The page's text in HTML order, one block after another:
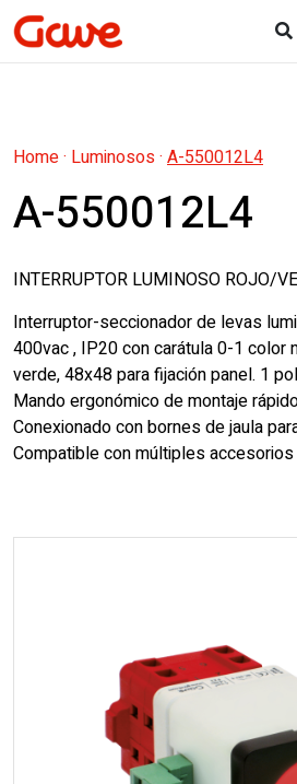
Home· Luminosos· A-550012L4
A-550012L4
INTERRUPTOR LUMINOSO ROJO/
Interruptor-seccionador de levas
400vac , IP20 con carátula 0-1 color
verde, 48x48 para fijación panel. 1
Mando ergonómico de montaje
Conexionado con bornes de jaula
Compatible con múltiples